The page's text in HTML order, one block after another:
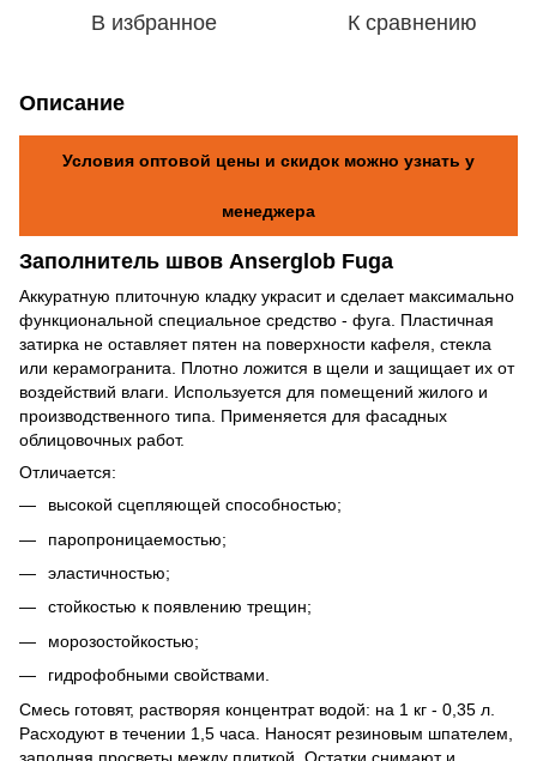
В избранное К сравнению
Описание
Условия оптовой цены и скидок можно узнать у
менеджера
Заполнитель швов Anserglob Fuga
Аккуратную плиточную кладку украсит и сделает максимально
функциональной специальное средство - фуга. Пластичная
затирка не оставляет пятен на поверхности кафеля, стекла
или керамогранита. Плотно ложится в щели и защищает их от
воздействий влаги. Используется для помещений жилого и
производственного типа. Применяется для фасадных
облицовочных работ.
Отличается:
высокой сцепляющей способностью;
паропроницаемостью;
эластичностью;
стойкостью к появлению трещин;
морозостойкостью;
гидрофобными свойствами.
Смесь готовят, растворяя концентрат водой: на 1 кг - 0,35 л.
Расходуют в течении 1,5 часа. Наносят резиновым шпателем,
заполняя просветы между плиткой. Остатки снимают и